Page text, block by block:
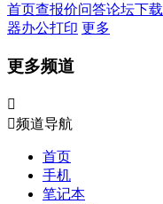
首页查报价问答论坛下载
器办公打印 更多
更多频道

频道导航
首页
手机
笔记本